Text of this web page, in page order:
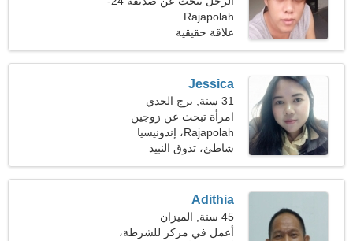
31
Rajapolah
علاقة حقيقية
Jessica
31 سنة, برج الجدي
امرأة تبحث عن زوجين
Rajapolah، إندونيسيا
شاطئ، تذوق النبيذ
Adithia
45 سنة, الميزان
أعمل في مركز للشرطة،